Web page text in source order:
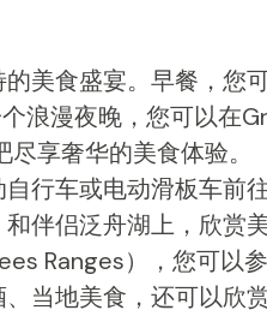
美食盛宴。早餐，
浪漫夜晚，您可以在
享奢华的美食体验。
行车或电动滑板车
伴侣泛舟湖上，欣赏美
Ranges），您可以
当地美食，还可以欣